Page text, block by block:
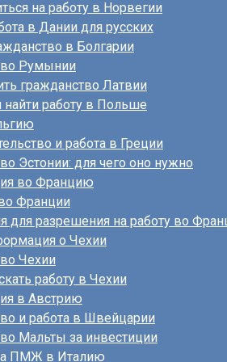
на работу в Норвегии
в Дании для русских
в Болгарии
Румынии
гражданство Латвии
работу в Польше
и работа в Греции
Эстонии: для чего оно нужно
во Францию
Франции
для разрешения на работу во
о Чехии
Чехии
работу в Чехии
в Австрию
и работа в Швейцарии
Мальты за инвестиции
ПМЖ в Италию